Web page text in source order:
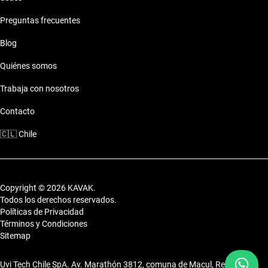
Motor: Motor eficiente
Comodidades: Confort premium
para el trabajo pesado o para disfrutar de las escapadas
Preguntas frecuentes
Blog
Quiénes somos
Trabaja con nosotros
Contacto
🇨🇱Chile
Copyright © 2026 KAVAK.
Todos los derechos reservados.
Políticas de Privacidad
Términos y Condiciones
Sitemap
Uvi Tech Chile SpA. Av. Marathón 3812, comuna de Macul, Región